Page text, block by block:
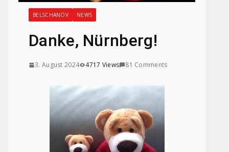
BELSCHANOV NEWS
Danke, Nürnberg!
3. August 2024 4717 Views 81 Comments